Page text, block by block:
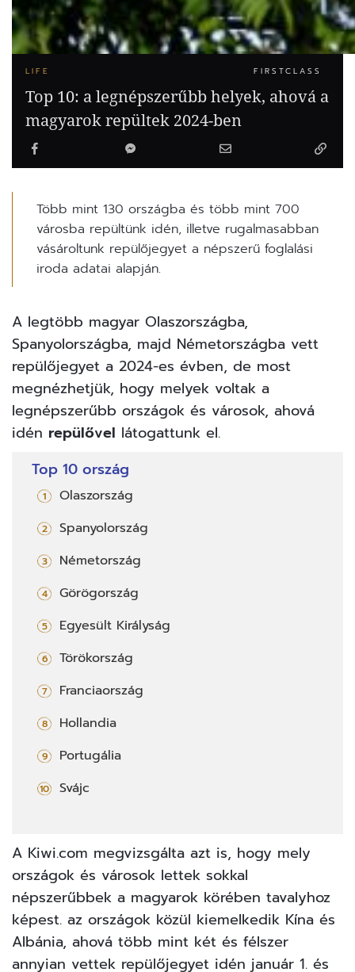
LIFE FIRSTCLASS
Top 10: a legnépszerűbb helyek, ahová a
magyarok repültek 2024-ben
Több mint 130 országba és több mint 700
városba repültünk idén, illetve rugalmasabban
vásároltunk repülőjegyet a népszerű foglalási
iroda adatai alapján.
A legtöbb magyar Olaszországba,
Spanyolországba, majd Németországba vett
repülőjegyet a 2024-es évben, de most
megnézhetjük, hogy melyek voltak a
legnépszerűbb országok és városok, ahová
idén repülővel látogattunk el.
Top 10 ország
Olaszország
Spanyolország
Németország
Görögország
Egyesült Királyság
Törökország
Franciaország
Hollandia
Portugália
Svájc
A Kiwi.com megvizsgálta azt is, hogy mely
országok és városok lettek sokkal
népszerűbbek a magyarok körében tavalyhoz
képest. az országok közül kiemelkedik Kína és
Albánia, ahová több mint két és félszer
annyian vettek repülőjegyet idén január 1. és